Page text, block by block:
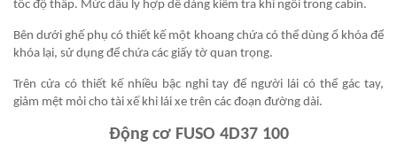
tốc độ thấp. Mức dầu ly hợp dễ dàng kiểm tra khi ngồi trong cabin.
Bên dưới ghế phụ có thiết kế một khoang chứa có thể dùng ổ khóa để
khóa lại, sử dụng để chứa các giấy tờ quan trọng.
Trên cửa có thiết kế nhiều bậc nghỉ tay để người lái có thể gác tay,
giảm mệt mỏi cho tài xế khi lái xe trên các đoạn đường dài.
Động cơ FUSO 4D37 100